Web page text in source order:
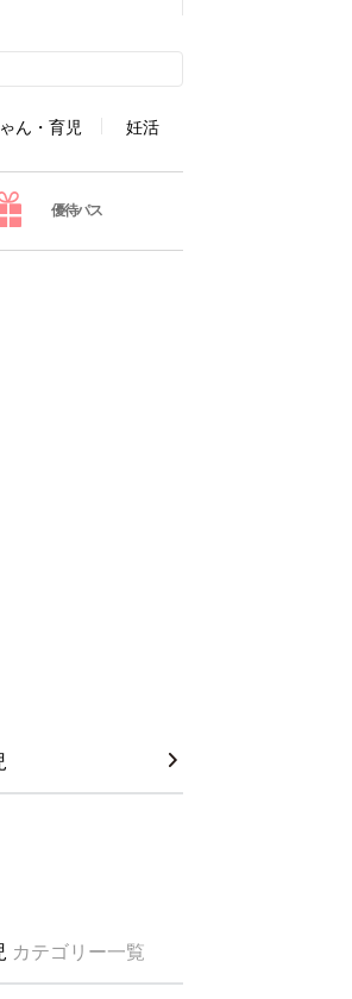
ん・育児 妊活
優待パス
カテゴリー一覧